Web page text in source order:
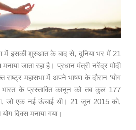
में इसकी शुरुआत के बाद से, दुनिया भर में 21
जाता रहा है। प्रधान मंत्री नरेंद्र मोदी
महासभा में अपने भाषण के दौरान ‘योग
भारत के प्रस्तावित कानून को तब कुल 177
जो एक नई ऊंचाई थी। 21 जून 2015 को,
योग दिवस मनाया गया।